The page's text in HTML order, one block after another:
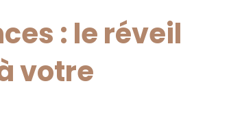
: le réveil
votre